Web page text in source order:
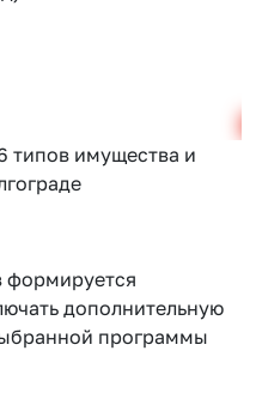
типов имущества и
формируется
дополнительную
программы